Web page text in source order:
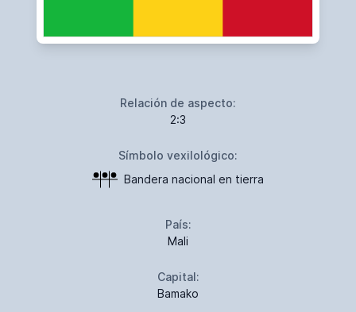
Relación de aspecto:
2:3
Símbolo vexilológico:
Bandera nacional en tierra
País:
Mali
Capital:
Bamako